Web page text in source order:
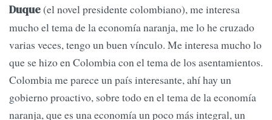
Duque(el novel presidente colombiano), me interesa
mucho el tema de la economía naranja, me lo he cruzado
varias veces, tengo un buen vínculo. Me interesa mucho lo
que se hizo en Colombia con el tema de los asentamientos.
Colombia me parece un país interesante, ahí hay un
gobierno proactivo, sobre todo en el tema de la economía
naranja, que es una economía un poco más integral, un